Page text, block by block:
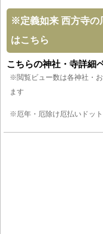
※定義如来 西方寺
はこちら
こちらの神社・寺詳細
※閲覧ビュー数は各神社・
ます
※厄年・厄除け厄払いドッ